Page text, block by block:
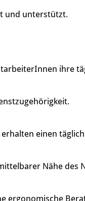
und unterstützt.
ihre
einen
Nähe des
ergonomische